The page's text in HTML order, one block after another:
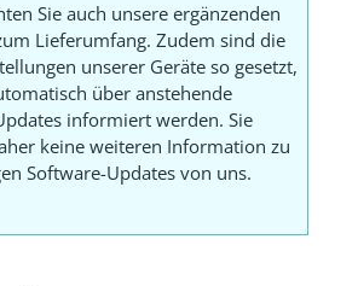
Sie auch unsere ergänzenden
Lieferumfang. Zudem sind die
unserer Geräte so gesetzt,
über anstehende
informiert werden. Sie
keine weiteren Information zu
Software-Updates von uns.